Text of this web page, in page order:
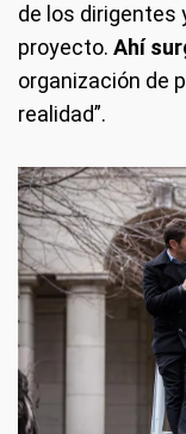
de los dirigentes
proyecto. Ahí
organización de
realidad”.